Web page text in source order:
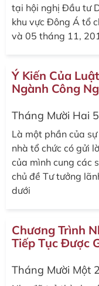
tại hội nghị Đầu tư
khu vực Đông Á tổ
và 05 tháng 11,
Ý Kiến Của
Ngành Công
Tháng Mười Hai
Là một phần của
nhà tổ chức có gửi
của mình cung các
chủ đề Tư tưởng
dưới
Chương Trình
Tiếp Tục Được
Tháng Mười Một